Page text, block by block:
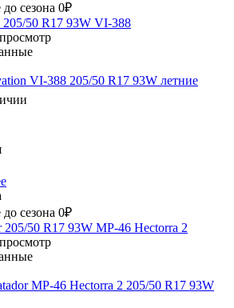
сезона 0₽
VI-388 205/50 R17 93W летние
сезона 0₽
MP-46 Hectorra 2 205/50 R17 93W